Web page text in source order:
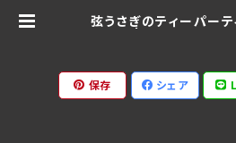
弦うさぎのティーパー
保存 シェア